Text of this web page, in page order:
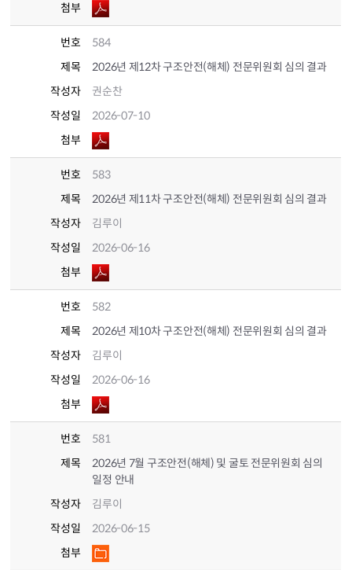
첨부
번호
584
제목
2026년 제12차 구조안전(해체) 전문위원회 심의 결과
작성자
권순찬
작성일
2026-07-10
첨부
번호
583
제목
2026년 제11차 구조안전(해체) 전문위원회 심의 결과
작성자
김루이
작성일
2026-06-16
첨부
번호
582
제목
2026년 제10차 구조안전(해체) 전문위원회 심의 결과
작성자
김루이
작성일
2026-06-16
첨부
번호
581
제목
2026년 7월 구조안전(해체) 및 굴토 전문위원회 심의
일정 안내
작성자
김루이
작성일
2026-06-15
첨부